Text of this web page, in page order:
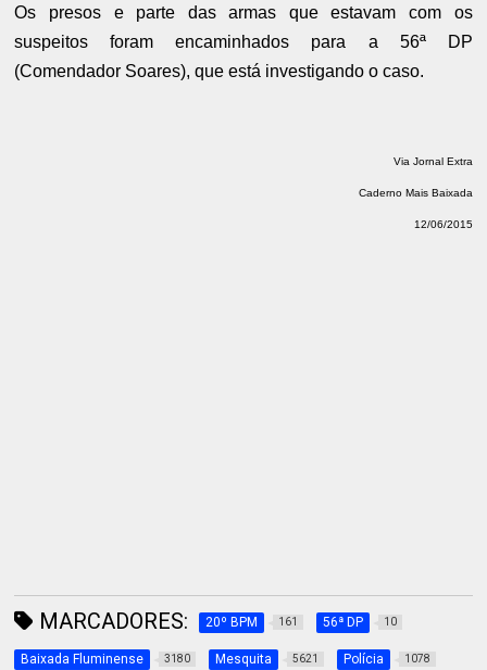
Os presos e parte das armas que estavam com os
suspeitos foram encaminhados para a 56ª DP
(Comendador Soares), que está investigando o caso.
Via Jornal Extra
Caderno Mais Baixada
12/06/2015
MARCADORES: 20º BPM 161 56ª DP 10
Baixada Fluminense 3180 Mesquita 5621 Polícia 1078